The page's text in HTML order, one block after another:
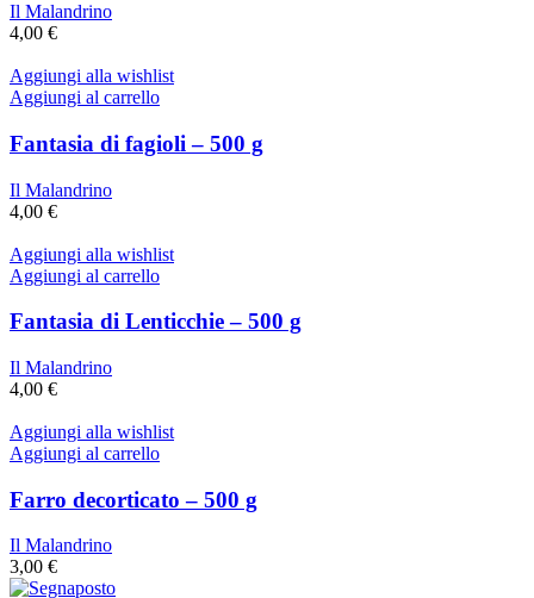
Il Malandrino
4,00 €
Aggiungi alla wishlist
Aggiungi al carrello
Fantasia di fagioli – 500 g
Il Malandrino
4,00 €
Aggiungi alla wishlist
Aggiungi al carrello
Fantasia di Lenticchie – 500 g
Il Malandrino
4,00 €
Aggiungi alla wishlist
Aggiungi al carrello
Farro decorticato – 500 g
Il Malandrino
3,00 €